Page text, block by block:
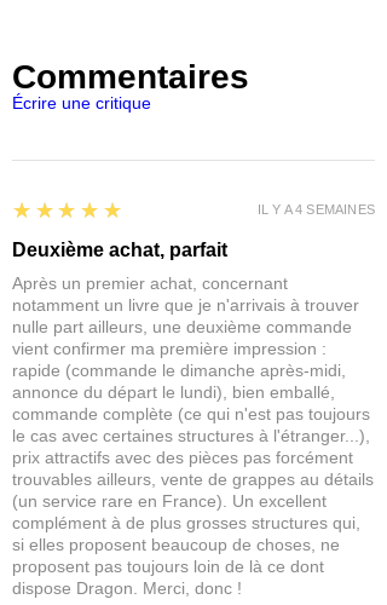
Hackmaster, Frostgrave, Savage
Worlds, Ranger Of The Shadow
pas à un enfant de moins de 14 ans.
Commentaires
Écrire une critique
5
★★★★★
Deuxième achat, parfait
Après un premier achat, concernant
notamment un livre que je n'arrivais à trouver
nulle part ailleurs, une deuxième commande
vient confirmer ma première impression :
rapide (commande le dimanche après-midi,
annonce du départ le lundi), bien emballé,
commande complète (ce qui n'est pas toujours
le cas avec certaines structures à l'étranger...),
prix attractifs avec des pièces pas forcément
trouvables ailleurs, vente de grappes au détails
(un service rare en France). Un excellent
complément à de plus grosses structures qui,
si elles proposent beaucoup de choses, ne
proposent pas toujours loin de là ce dont
dispose Dragon. Merci, donc !
IL Y A 4 SEMAINES